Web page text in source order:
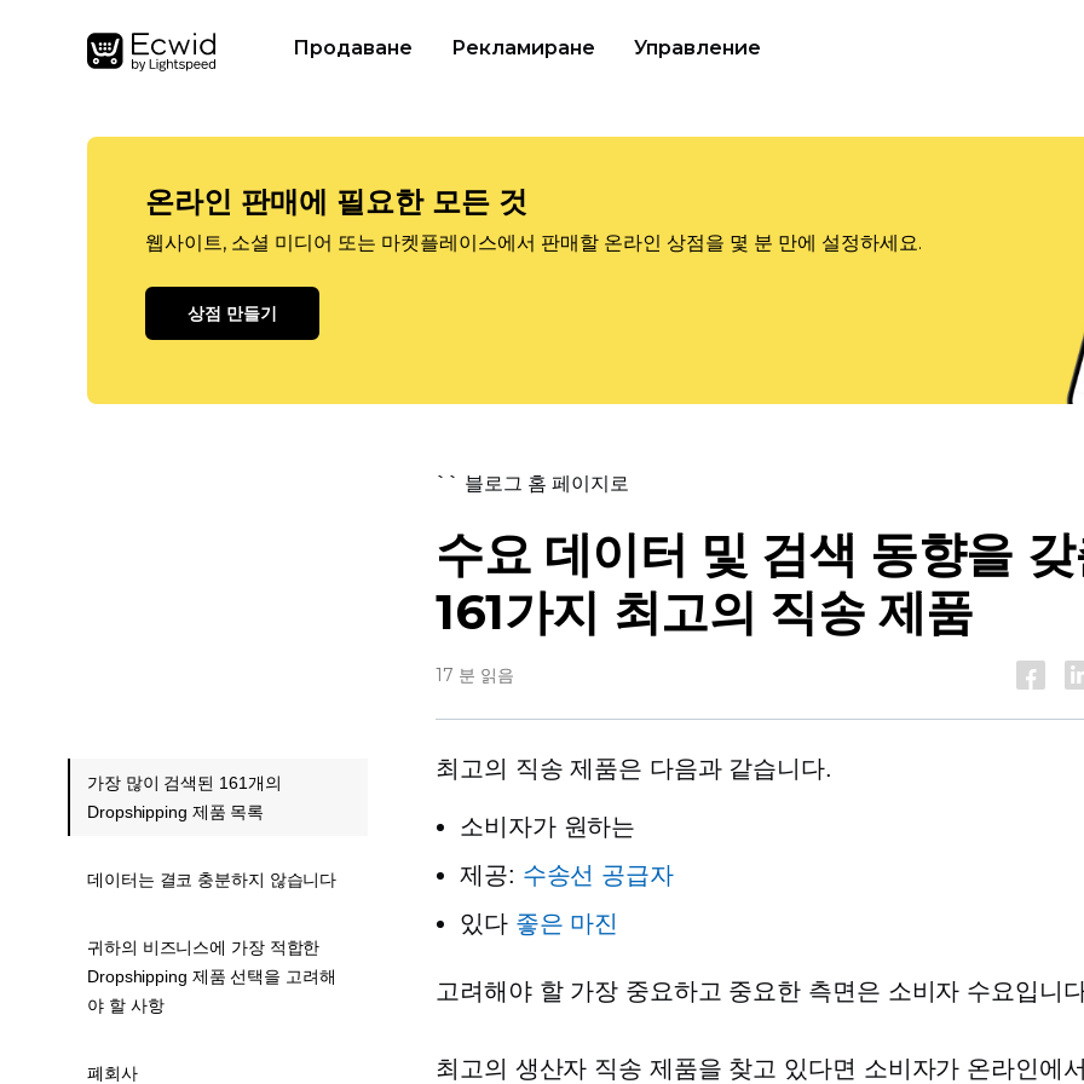
Продаване Рекламиране Управление
온라인 판매에 필요한 모든 것
웹사이트, 소셜 미디어 또는 마켓플레이스에서 판매할 온라인 상점을 몇 분 만에 설정하세요.
상점 만들기
`` 블로그 홈 페이지로
수요 데이터 및 검색 동향을
161가지 최고의 직송 제품
17 분 읽음
최고의 직송 제품은 다음과 같습니다.
소비자가 원하는
제공: 수송선 공급자
있다 좋은 마진
고려해야 할 가장 중요하고 중요한 측면은 소비자 수요입니
최고의 생산자 직송 제품을 찾고 있다면 소비자가 온라인에
가장 많이 검색된 161개의
Dropshipping 제품 목록
데이터는 결코 충분하지 않습니다
귀하의 비즈니스에 가장 적합한
Dropshipping 제품 선택을 고려해
야 할 사항
폐회사